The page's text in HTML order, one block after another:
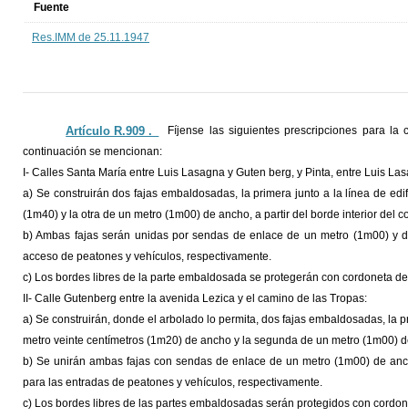
Fuente
Res.IMM de 25.11.1947
Artículo R.909 ._
Fíjense las siguientes prescripciones para
continuación se mencionan:
I- Calles Santa María entre Luis Lasagna y Guten berg, y Pinta, entre Luis
a) Se construirán dos fajas embaldosadas, la primera junto a la línea de
(1m40) y la otra de un metro (1m00) de ancho, a partir del borde interior del
b) Ambas fajas serán unidas por sendas de enlace de un metro (1m00) y
acceso de peatones y vehículos, respectivamente.
c) Los bordes libres de la parte embaldosada se protegerán con cordoneta
II- Calle Gutenberg entre la avenida Lezica y el camino de las Tropas:
a) Se construirán, donde el arbolado lo permita, dos fajas embaldosadas, la
metro veinte centímetros (1m20) de ancho y la segunda de un metro (1m00)
b) Se unirán ambas fajas con sendas de enlace de un metro (1m00) de
para las entradas de peatones y vehículos, respectivamente.
c) Los bordes libres de las partes embaldosadas serán protegidos con